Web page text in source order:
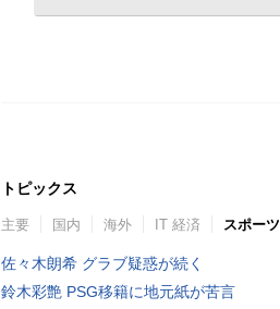
トピックス
主要 国内 海外 IT 経済 スポーツ
佐々木朗希 グラブ疑惑が続く
鈴木彩艶 PSG移籍に地元紙が苦言